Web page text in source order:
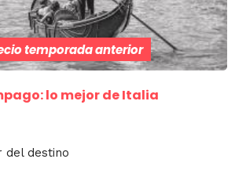
temporada anterior
lo mejor de Italia
del destino